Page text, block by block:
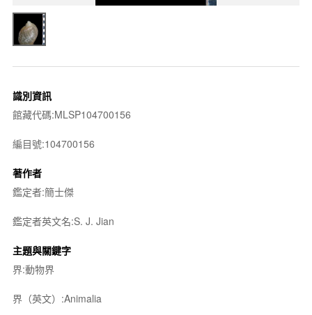
識別資訊
館藏代碼:MLSP104700156
編目號:104700156
著作者
鑑定者:簡士傑
鑑定者英文名:S. J. Jian
主題與關鍵字
界:動物界
界（英文）:Animalia